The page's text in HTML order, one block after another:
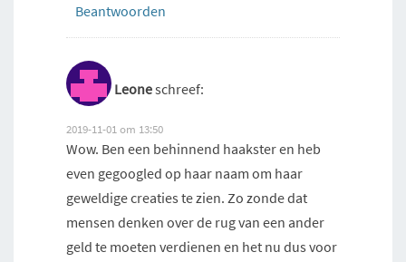
Beantwoorden
Leoneschreef:
2019-11-01 om 13:50
Wow. Ben een behinnend haakster en heb
even gegoogled op haar naam om haar
geweldige creaties te zien. Zo zonde dat
mensen denken over de rug van een ander
geld te moeten verdienen en het nu dus voor